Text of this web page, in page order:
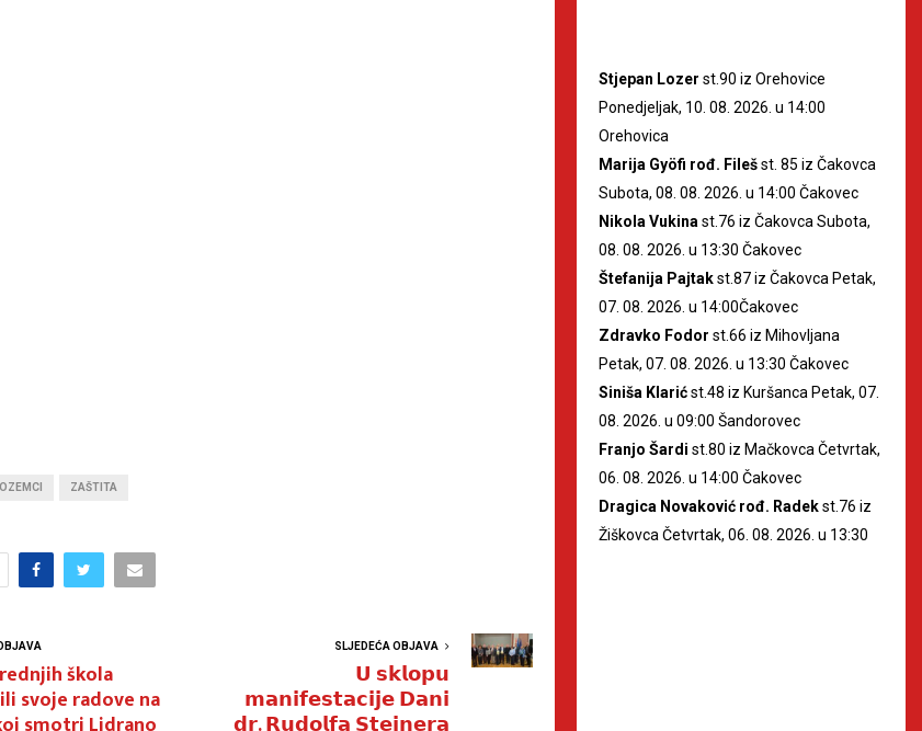
ZAŠTITA
škola
svoje radove na
SLJEDEĆA OBJAVA
𝗨 𝘀𝗸𝗹𝗼𝗽𝘂
𝗺𝗮𝗻𝗶𝗳𝗲𝘀𝘁𝗮𝗰𝗶𝗷𝗲 𝗗𝗮𝗻𝗶
Stjepan Lozer st.90 iz Orehovice
Ponedjeljak, 10. 08. 2026. u 14:00
Orehovica
Marija Gyöfi rođ. Filešst. 85 iz Čakovca
Subota, 08. 08. 2026. u 14:00 Čakovec
Nikola Vukina st.76 iz Čakovca Subota,
08. 08. 2026. u 13:30 Čakovec
Štefanija Pajtakst.87 iz Čakovca Petak,
07. 08. 2026. u 14:00Čakovec
Zdravko Fodor st.66 iz Mihovljana
Petak, 07. 08. 2026. u 13:30 Čakovec
Siniša Klarićst.48 iz Kuršanca Petak, 07.
08. 2026. u 09:00 Šandorovec
Franjo Šardi st.80 iz Mačkovca Četvrtak,
06. 08. 2026. u 14:00 Čakovec
Dragica Novaković rođ. Radekst.76 iz
Žiškovca Četvrtak, 06. 08. 2026. u 13:30